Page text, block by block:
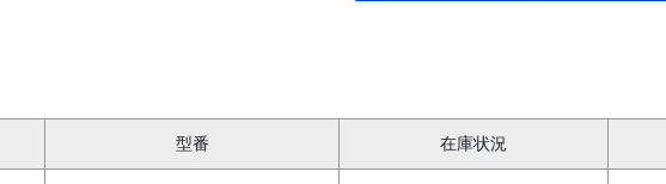
型番 在庫状況